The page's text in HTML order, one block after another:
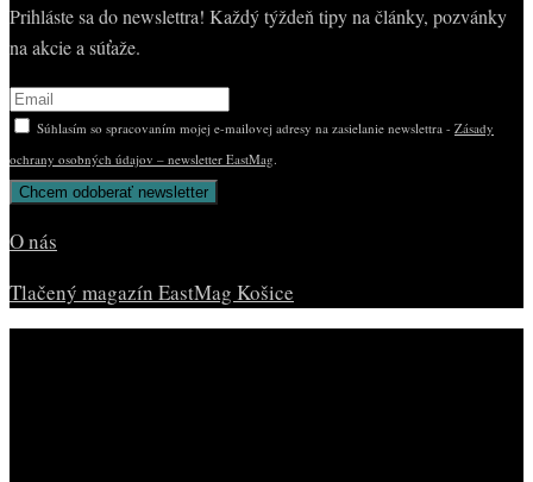
Prihláste sa do newslettra! Každý týždeň tipy na články, pozvánky
na akcie a súťaže.
Súhlasím so spracovaním mojej e-mailovej adresy na zasielanie newslettra - Zásady
ochrany osobných údajov – newsletter EastMag
O nás
Tlačený magazín EastMag Košice